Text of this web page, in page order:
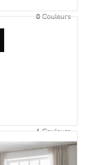
8Couleurs
6Couleurs